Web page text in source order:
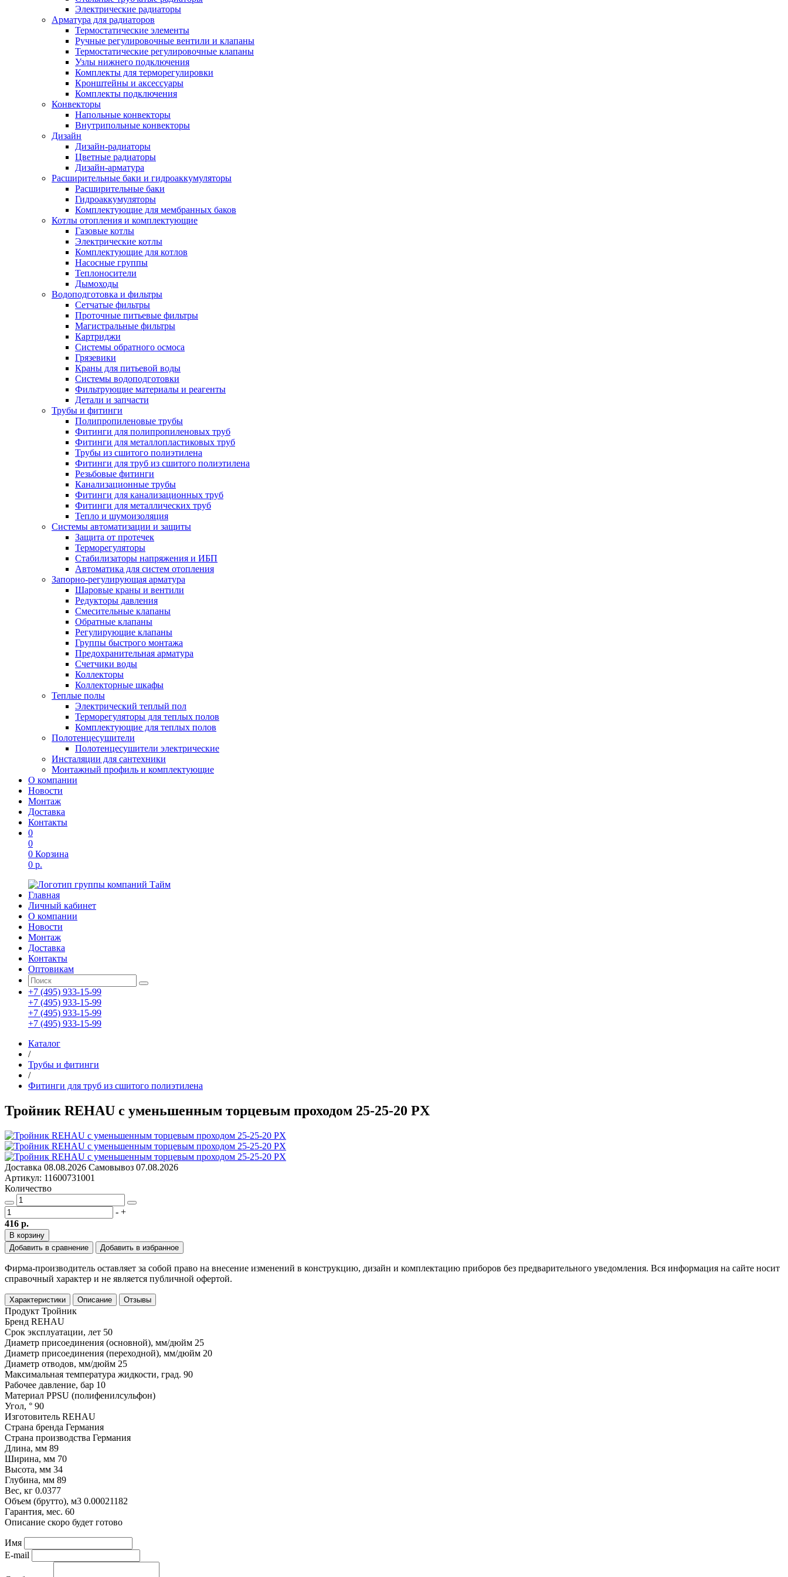
Электрические радиаторы
Арматура для радиаторов
Термостатические элементы
Ручные регулировочные вентили и клапаны
Термостатические регулировочные клапаны
Узлы нижнего подключения
Комплекты для терморегулировки
Кронштейны и аксессуары
Комплекты подключения
Конвекторы
Напольные конвекторы
Внутрипольные конвекторы
Дизайн
Дизайн-радиаторы
Цветные радиаторы
Дизайн-арматура
Расширительные баки и гидроаккумуляторы
Расширительные баки
Гидроаккумуляторы
Комплектующие для мембранных баков
Котлы отопления и комплектующие
Газовые котлы
Электрические котлы
Комплектующие для котлов
Насосные группы
Теплоносители
Дымоходы
Водоподготовка и фильтры
Сетчатые фильтры
Проточные питьевые фильтры
Магистральные фильтры
Картриджи
Системы обратного осмоса
Грязевики
Краны для питьевой воды
Системы водоподготовки
Фильтрующие материалы и реагенты
Детали и запчасти
Трубы и фитинги
Полипропиленовые трубы
Фитинги для полипропиленовых труб
Фитинги для металлопластиковых труб
Трубы из сшитого полиэтилена
Фитинги для труб из сшитого полиэтилена
Резьбовые фитинги
Канализационные трубы
Фитинги для канализационных труб
Фитинги для металлических труб
Тепло и шумоизоляция
Системы автоматизации и защиты
Защита от протечек
Терморегуляторы
Стабилизаторы напряжения и ИБП
Автоматика для систем отопления
Запорно-регулирующая арматура
Шаровые краны и вентили
Редукторы давления
Смесительные клапаны
Обратные клапаны
Регулирующие клапаны
Группы быстрого монтажа
Предохранительная арматура
Счетчики воды
Коллекторы
Коллекторные шкафы
Теплые полы
Электрический теплый пол
Терморегуляторы для теплых полов
Комплектующие для теплых полов
Полотенцесушители
Полотенцесушители электрические
Инсталяции для сантехники
Монтажный профиль и комплектующие
О компании
Новости
Монтаж
Доставка
Контакты
0
0
0 Корзина
0 р.
Главная
Личный кабинет
О компании
Новости
Монтаж
Доставка
Контакты
Оптовикам
+7 (495) 933-15-99
+7 (495) 933-15-99
+7 (495) 933-15-99
+7 (495) 933-15-99
Каталог
/
Трубы и фитинги
/
Фитинги для труб из сшитого полиэтилена
Тройник REHAU с уменьшенным торцевым проходом 25-25-20 PX
Доставка 08.08.2026 Самовывоз 07.08.2026
Артикул: 11600731001
Количество
- +
416 р.
В корзину
Добавить в сравнение
Добавить в избранное
Фирма-производитель оставляет за собой право на внесение изменений в конструкцию, дизайн и комплектацию приборов без предварительного уведомления. Вся информация на сайте носит
справочный характер и не является публичной офертой.
Характеристики Описание Отзывы
Продукт Тройник
Бренд REHAU
Срок эксплуатации, лет 50
Диаметр присоединения (основной), мм/дюйм 25
Диаметр присоединения (переходной), мм/дюйм 20
Диаметр отводов, мм/дюйм 25
Максимальная температура жидкости, град. 90
Рабочее давление, бар 10
Материал PPSU (полифенилсульфон)
Угол, ° 90
Изготовитель REHAU
Страна бренда Германия
Страна производства Германия
Длина, мм 89
Ширина, мм 70
Высота, мм 34
Глубина, мм 89
Вес, кг 0.0377
Объем (брутто), м3 0.00021182
Гарантия, мес. 60
Описание скоро будет готово
Имя
E-mail